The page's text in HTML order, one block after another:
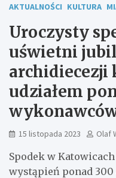
AKTUALNOŚCI KULTURA
Uroczysty
uświetni
archidiecezji
udziałem
15 listopada 2023 Olaf
Spodek w
wystąpień ponad